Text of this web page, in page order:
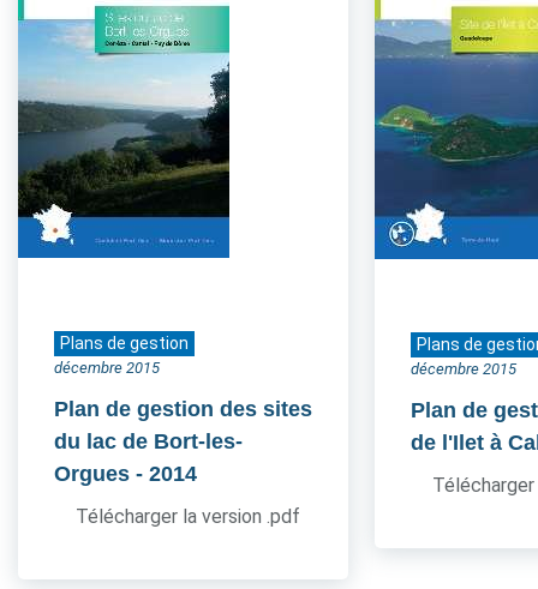
Plans de gestion
décembre 2015
Plan de gestion des sites
du lac de Bort-les-
Orgues - 2014
Télécharger la version .pdf
Plans de
décembre 2015
Plan de
de l'Ilet à